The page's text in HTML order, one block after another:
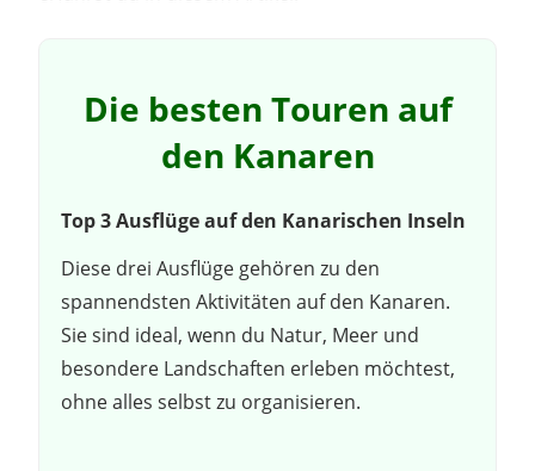
Die besten Touren auf
den Kanaren
Top 3 Ausflüge auf den Kanarischen Inseln
Diese drei Ausflüge gehören zu den
spannendsten Aktivitäten auf den Kanaren.
Sie sind ideal, wenn du Natur, Meer und
besondere Landschaften erleben möchtest,
ohne alles selbst zu organisieren.